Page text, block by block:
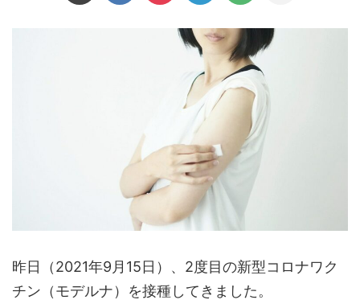
昨日（2021年9月15日）、2度目の新型コロナワク
チン（モデルナ）を接種してきました。